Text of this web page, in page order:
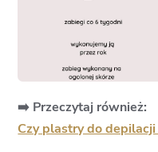
➡️ Przeczytaj również:
Czy plastry do